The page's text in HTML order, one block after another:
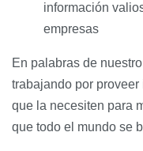
información
empresas
En palabras de
trabajando por
que la necesiten para
que todo el mundo se